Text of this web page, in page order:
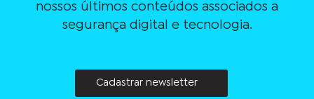
nossos últimos conteúdos associados a
segurança digital e tecnologia.
Cadastrar newsletter